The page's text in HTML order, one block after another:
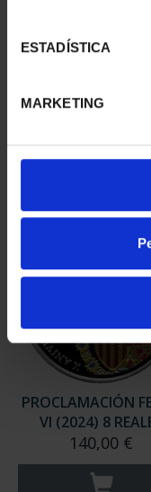
ESTADÍSTICA
MARKETING
EQUIPO
REALES
PROCLAMACIÓN
VI (2024) 8
140,00 €